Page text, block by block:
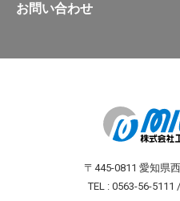
お問い合わせ
〒445-0811 愛知県
TEL : 0563-56-5111